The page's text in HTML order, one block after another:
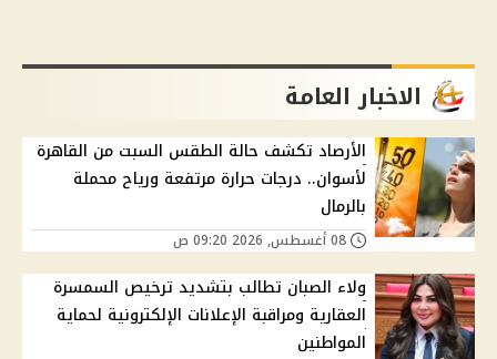
الاخبار العامة
الأرصاد تكشف حالة الطقس السبت من القاهرة
لأسوان.. درجات حرارة مرتفعة ورياح محملة
بالرمال
ولاء الصبان تطالب بتشديد ترخيص السمسرة
العقارية ومراقبة الإعلانات الإلكترونية لحماية
المواطنين